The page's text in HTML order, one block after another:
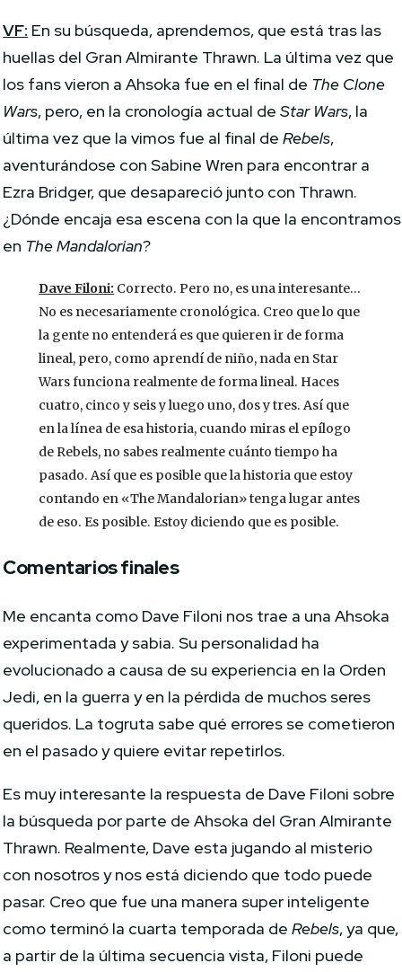
VF: En su búsqueda, aprendemos, que está tras las
huellas del Gran Almirante Thrawn. La última vez que
los fans vieron a Ahsoka fue en el final de The Clone
Wars, pero, en la cronología actual deStar Wars, la
última vez que la vimos fue al final deRebels,
aventurándose con Sabine Wren para encontrar a
Ezra Bridger, que desapareció junto con Thrawn.
¿Dónde encaja esa escena con la que la encontramos
en The Mandalorian?
Dave Filoni: Correcto. Pero no, es una interesante…
No es necesariamente cronológica. Creo que lo que
la gente no entenderá es que quieren ir de forma
lineal, pero, como aprendí de niño, nada en Star
Wars funciona realmente de forma lineal. Haces
cuatro, cinco y seis y luego uno, dos y tres. Así que
en la línea de esa historia, cuando miras el epílogo
de Rebels, no sabes realmente cuánto tiempo ha
pasado. Así que es posible que la historia que estoy
contando en «The Mandalorian» tenga lugar antes
de eso. Es posible. Estoy diciendo que es posible.
Comentarios finales
Me encanta como Dave Filoni nos trae a una Ahsoka
experimentada y sabia. Su personalidad ha
evolucionado a causa de su experiencia en la Orden
Jedi, en la guerra y en la pérdida de muchos seres
queridos. La togruta sabe qué errores se cometieron
en el pasado y quiere evitar repetirlos.
Es muy interesante la respuesta de Dave Filoni sobre
la búsqueda por parte de Ahsoka del Gran Almirante
Thrawn. Realmente, Dave esta jugando al misterio
con nosotros y nos está diciendo que todo puede
pasar. Creo que fue una manera super inteligente
como terminó la cuarta temporada deRebels, ya que,
a partir de la última secuencia vista, Filoni puede